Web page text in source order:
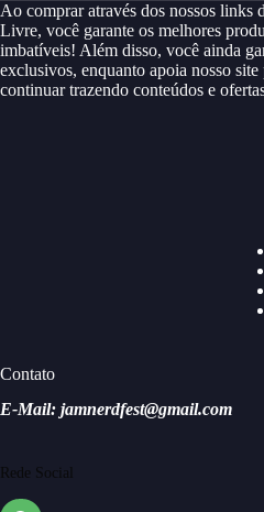
Ao comprar através dos nossos links
Livre, você garante os melhores
imbatíveis! Além disso, você ainda
exclusivos, enquanto apoia nosso site
continuar trazendo conteúdos e
Contato
E-Mail: jamnerdfest@gmail.com
Rede Social